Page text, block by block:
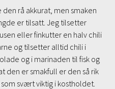
rå akkurat, men smaken
er tilsatt. Jeg tilsetter
eller finkutter en halv chili
og tilsetter alltid chili i
og i marinaden til fisk og
den er smakfull er den så rik
svært viktig i kostholdet.